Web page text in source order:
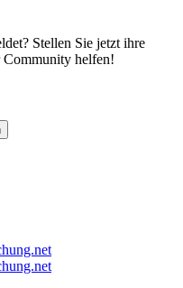
Stellen Sie jetzt ihre
Community helfen!